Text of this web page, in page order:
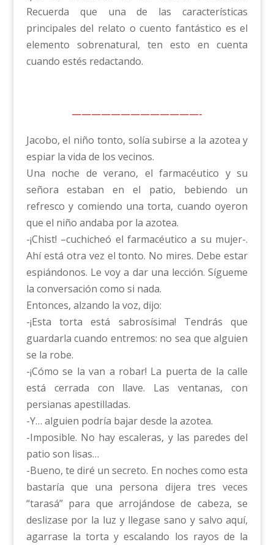
Recuerda que una de las características
principales del relato o cuento fantástico es el
elemento sobrenatural, ten esto en cuenta
cuando estés redactando.
—————————————-
Jacobo, el niño tonto, solía subirse a la azotea y
espiar la vida de los vecinos.
Una noche de verano, el farmacéutico y su
señora estaban en el patio, bebiendo un
refresco y comiendo una torta, cuando oyeron
que el niño andaba por la azotea.
-¡Chist! –cuchicheó el farmacéutico a su mujer-.
Ahí está otra vez el tonto. No mires. Debe estar
espiándonos. Le voy a dar una lección. Sígueme
la conversación como si nada.
Entonces, alzando la voz, dijo:
-¡Esta torta está sabrosísima! Tendrás que
guardarla cuando entremos: no sea que alguien
se la robe.
-¡Cómo se la van a robar! La puerta de la calle
está cerrada con llave. Las ventanas, con
persianas apestilladas.
-Y… alguien podría bajar desde la azotea.
-Imposible. No hay escaleras, y las paredes del
patio son lisas…
-Bueno, te diré un secreto. En noches como esta
bastaría que una persona dijera tres veces
“tarasá” para que arrojándose de cabeza, se
deslizase por la luz y llegase sano y salvo aquí,
agarrase la torta y escalando los rayos de la